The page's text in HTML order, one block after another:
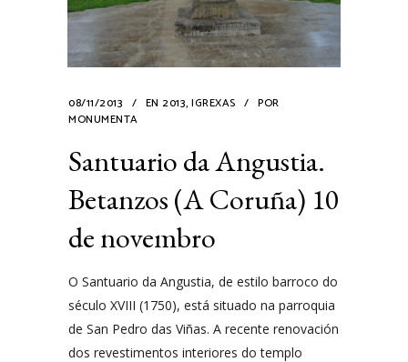
08/11/2013 EN 2013, IGREXAS
POR
MONUMENTA
Santuario da Angustia.
Betanzos (A Coruña) 10
de novembro
O Santuario da Angustia, de estilo barroco do
século XVIII (1750), está situado na parroquia
de San Pedro das Viñas. A recente renovación
dos revestimentos interiores do templo